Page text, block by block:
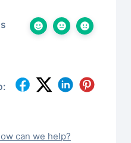
can we help?